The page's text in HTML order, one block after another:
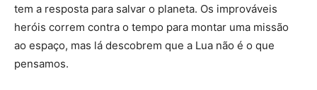
tem a resposta para salvar o planeta. Os improváveis
heróis correm contra o tempo para montar uma missão
ao espaço, mas lá descobrem que a Lua não é o que
pensamos.